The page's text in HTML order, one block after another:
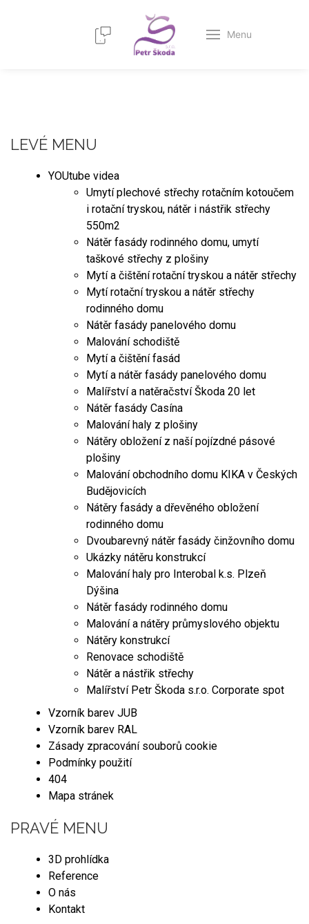
Menu
LEVÉ MENU
YOUtube videa
Umytí plechové střechy rotačním kotoučem
i rotační tryskou, nátěr i nástřik střechy
550m2
Nátěr fasády rodinného domu, umytí
taškové střechy z plošiny
Mytí a čištění rotační tryskou a nátěr střechy
Mytí rotační tryskou a nátěr střechy
rodinného domu
Nátěr fasády panelového domu
Malování schodiště
Mytí a čištění fasád
Mytí a nátěr fasády panelového domu
Malířství a natěračství Škoda 20 let
Nátěr fasády Casína
Malování haly z plošiny
Nátěry obložení z naší pojízdné pásové
plošiny
Malování obchodního domu KIKA v Českých
Budějovicích
Nátěry fasády a dřevěného obložení
rodinného domu
Dvoubarevný nátěr fasády činžovního domu
Ukázky nátěru konstrukcí
Malování haly pro Interobal k.s. Plzeň
Dýšina
Nátěr fasády rodinného domu
Malování a nátěry průmyslového objektu
Nátěry konstrukcí
Renovace schodiště
Nátěr a nástřik střechy
Malířství Petr Škoda s.r.o. Corporate spot
Vzorník barev JUB
Vzorník barev RAL
Zásady zpracování souborů cookie
Podmínky použití
404
Mapa stránek
PRAVÉ MENU
3D prohlídka
Reference
O nás
Kontakt